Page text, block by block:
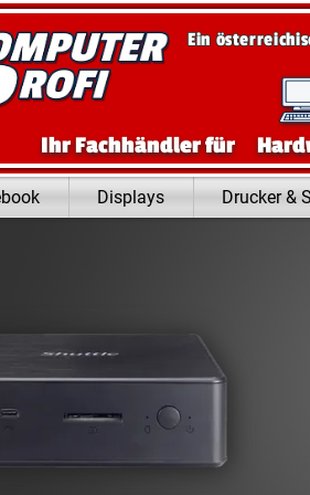
Ein
Ihr Fachhändler für
Displays Drucker &